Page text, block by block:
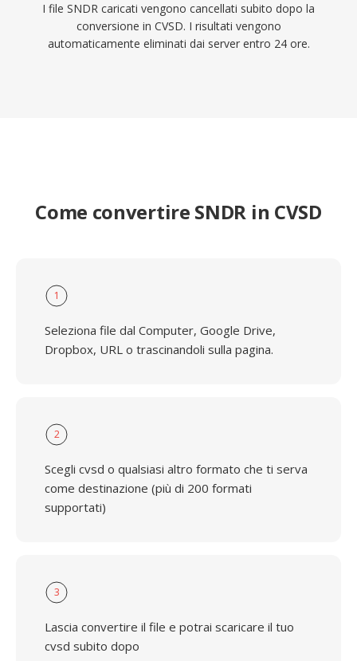
I file SNDR caricati vengono cancellati subito dopo la
conversione in CVSD. I risultati vengono
automaticamente eliminati dai server entro 24 ore.
Come convertire SNDR in CVSD
1
Seleziona file dal Computer, Google Drive,
Dropbox, URL o trascinandoli sulla pagina.
2
Scegli cvsd o qualsiasi altro formato che ti serva
come destinazione (più di 200 formati
supportati)
3
Lascia convertire il file e potrai scaricare il tuo
cvsd subito dopo